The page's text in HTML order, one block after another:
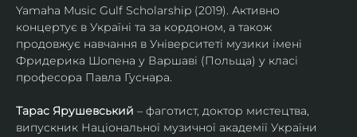
Yamaha Music Gulf Scholarship (2019). Активно
концертує в Україні та за кордоном, а також
продовжує навчання в Університеті музики імені
Фридерика Шопена у Варшаві (Польща) у класі
професора Павла Гуснара.
Тарас Ярушевський – фаготист, доктор мистецтва,
випускник Національної музичної академії України